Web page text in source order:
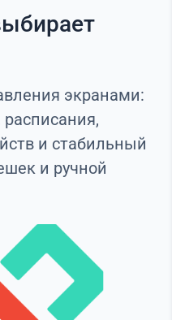
экранами:
и стабильный
и ручной